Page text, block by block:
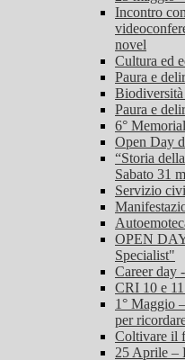
Incontro
novel
Cultura ed
Paura e
Paura e
6°
Open Day
“Storia
Sabato 31
Servizio
OPEN
Specialist"
Career day
CRI 10 e
1° Maggio
per
Coltivare il
25 Aprile –